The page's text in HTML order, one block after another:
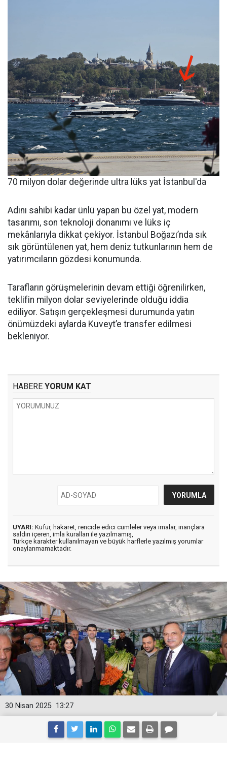
70 milyon dolar değerinde ultra lüks yat İstanbul'da
Adını sahibi kadar ünlü yapan bu özel yat, modern
tasarımı, son teknoloji donanımı ve lüks iç
mekânlarıyla dikkat çekiyor. İstanbul Boğazı’nda sık
sık görüntülenen yat, hem deniz tutkunlarının hem de
yatırımcıların gözdesi konumunda.
Tarafların görüşmelerinin devam ettiği öğrenilirken,
teklifin milyon dolar seviyelerinde olduğu iddia
ediliyor. Satışın gerçekleşmesi durumunda yatın
önümüzdeki aylarda Kuveyt’e transfer edilmesi
bekleniyor.
HABERE YORUM KAT
UYARI: Küfür, hakaret, rencide edici cümleler veya imalar, inançlara
saldırı içeren, imla kuralları ile yazılmamış,
Türkçe karakter kullanılmayan ve büyük harflerle yazılmış yorumlar
onaylanmamaktadır.
13:27
30 Nisan 2025